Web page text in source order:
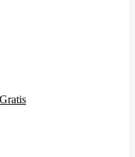
Gratis